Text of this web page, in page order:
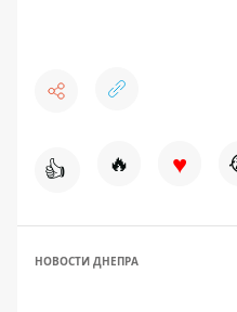
👍 🔥 ♥
НОВОСТИ ДНЕПРА